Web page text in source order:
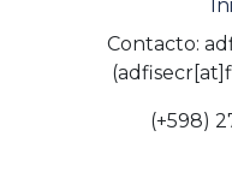
Contacto:
(+598)